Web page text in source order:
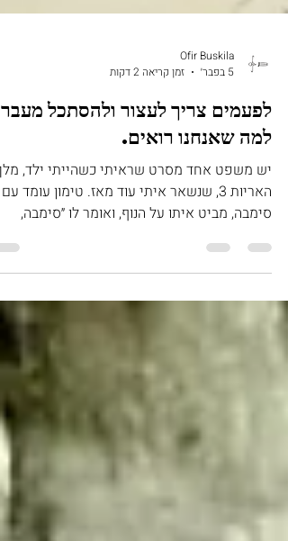
5 בפבר׳
זמן קריאה 2 דקות
לפעמים צריך לעצור ולהסתכל מעבר
למה שאנחנו רואים.
יש משפט אחד מסרט שראיתי כשהייתי ילד,
תסתכל מעבר למה שאתה רואה״ . כילד זה נשמע
כמו עוד משפט פילוסופי מסרט מצוייר. אבל
אחרי שנים של ציור, לימוד ועבודה עם ילדים,
ומבוגרים- אני מבין שזה משפט שמסביר הרבה
שקורה אצלנו. אם מסתכלים רק על פני השטח,
רואים מקום בו לומדים ציור. ילדים ואנשים
עם צבעי עיפרון , לומדים טכניקה, מתקדמים
משיעור לשיעור. אבל אם עוצרים לרגע